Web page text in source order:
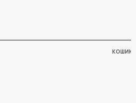
КОШИК